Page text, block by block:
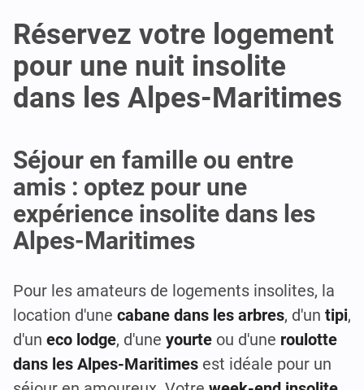
Réservez votre logement
pour une nuit insolite
dans les Alpes-Maritimes
Séjour en famille ou entre
amis : optez pour une
expérience insolite dans les
Alpes-Maritimes
Pour les amateurs de logements insolites, la
location d'une cabane dans les arbres, d'un tipi,
d'un eco lodge, d'une yourte ou d'une roulotte
dans les Alpes-Maritimes est idéale pour un